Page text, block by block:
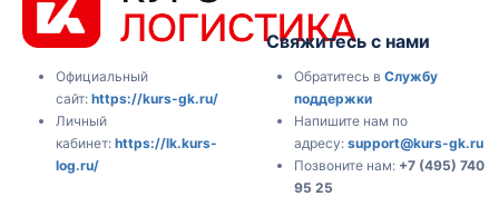
Официальный
сайт: https://kurs-gk.ru/
Личный
кабинет: https://lk.kurs-
log.ru/
Свяжитесь с нами
Обратитесь в Службу
поддержки
Напишите нам по
адресу: support@kurs-gk.ru
Позвоните нам: +7 (495) 740
95 25